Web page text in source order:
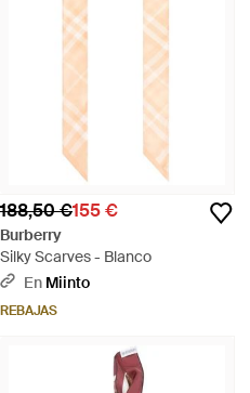
188,50 €155 €
Burberry
Silky Scarves - Blanco
En Miinto
REBAJAS